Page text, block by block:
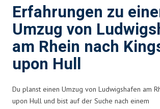
Erfahrungen zu
Umzug von
am Rhein nach
upon Hull
Du planst einen Umzug von Ludwigshafen am
upon Hull und bist auf der Suche nach einem